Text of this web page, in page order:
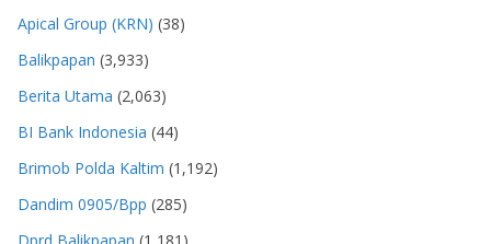
Apical Group (KRN) (38)
Balikpapan (3,933)
Berita Utama (2,063)
BI Bank Indonesia (44)
Brimob Polda Kaltim (1,192)
Dandim 0905/Bpp (285)